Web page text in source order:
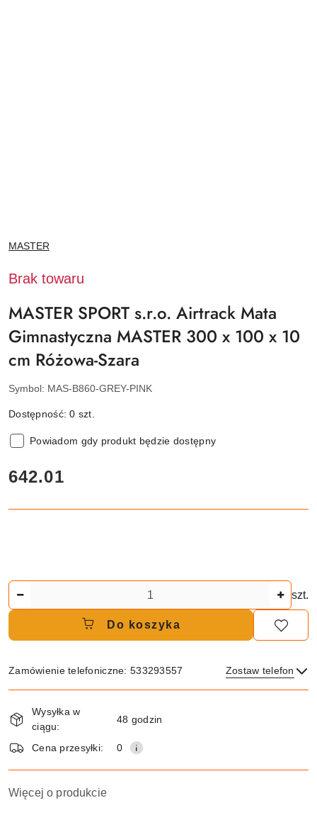
NAZWA
PRODUCENTA:
MASTER
Brak towaru
MASTER SPORT s.r.o. Airtrack Mata
Gimnastyczna MASTER 300 x 100 x 10
cm Różowa-Szara
Symbol: MAS-B860-GREY-PINK
Dostępność:0 szt.
Powiadom gdy produkt będzie dostępny
cena:
642.01
szt.
Do koszyka
Zamówienie telefoniczne: 533293557 Zostaw telefon
i
dostawa
Wysyłka w
ciągu:
48 godzin
Cena przesyłki: 0
Więcej o produkcie